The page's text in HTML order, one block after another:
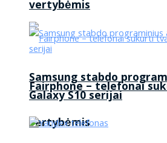
Fairphone – telefonai
vertybėmis
vertybėmis
Samsung stabdo
Galaxy S10 serijai